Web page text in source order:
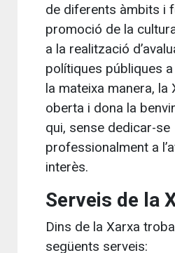
de diferents àmbits i
promoció de la
a la realització
polítiques públiques a
la mateixa manera, la
oberta i dona la
qui, sense dedicar-se
professionalment a
interès.
Serveis de la
Dins de la Xarxa
següents serveis: